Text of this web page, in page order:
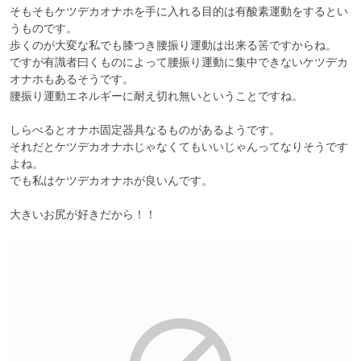
そもそもケツデカオナホを手に入れる目的は有酸素運動をするとい
うものです。
歩くのが大変な私でも膝つき腰振り運動は出来る筈ですからね。
ですが有識者曰くものによって腰振り運動に集中できないケツデカ
オナホもあるそうです。
腰振り運動エネルギーに耐え切れ無いということですね。
しらべるとオナホ固定器具なるものがあるようです。
それだとケツデカオナホじゃなくてもいいじゃんってなりそうです
よね。
でも私はケツデカオナホが良いんです。
大きいお尻が好きだから！！